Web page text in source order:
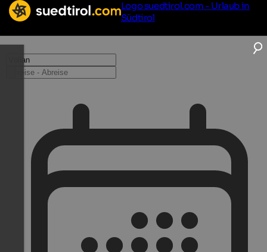
Logo suedtirol.com - Urlaub in
Südtirol